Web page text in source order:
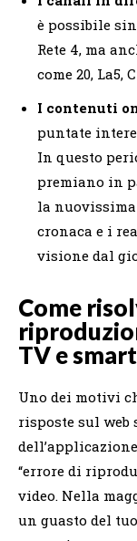
è possibile
Rete 4, ma
come 20, La5,
I contenuti
puntate
In questo
premiano in
la nuovissima
cronaca e i
visione dal
Come
TV e
Uno dei motivi
risposte sul
“errore di
video. Nella
un guasto del